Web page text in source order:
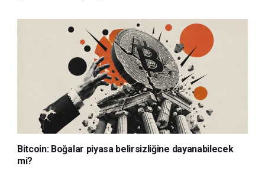
Bitcoin: Boğalar piyasa belirsizliğine dayanabilecek
mi?